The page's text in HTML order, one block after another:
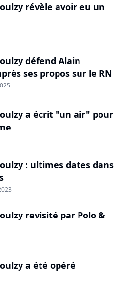
révèle avoir eu un
défend Alain
ses propos sur le RN
a écrit "un air" pour
: ultimes dates dans
revisité par Polo &
a été opéré